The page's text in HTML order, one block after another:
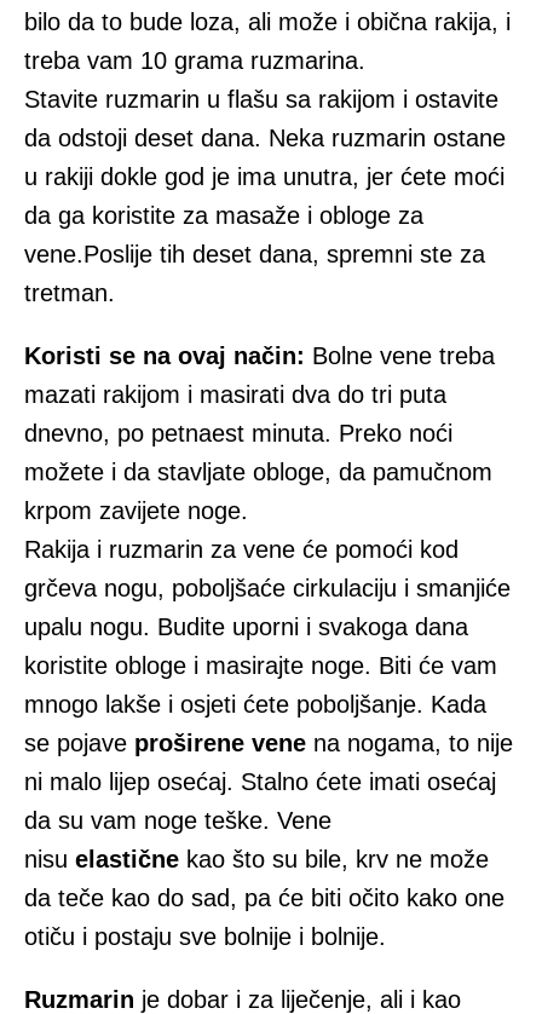
bilo da to bude loza, ali može i obična rakija, i
treba vam 10 grama ruzmarina.
Stavite ruzmarin u flašu sa rakijom i ostavite
da odstoji deset dana. Neka ruzmarin ostane
u rakiji dokle god je ima unutra, jer ćete moći
da ga koristite za masaže i obloge za
vene.Poslije tih deset dana, spremni ste za
tretman.
Koristi se na ovaj način: Bolne vene treba
mazati rakijom i masirati dva do tri puta
dnevno, po petnaest minuta. Preko noći
možete i da stavljate obloge, da pamučnom
krpom zavijete noge.
Rakija i ruzmarin za vene će pomoći kod
grčeva nogu, poboljšaće cirkulaciju i smanjiće
upalu nogu. Budite uporni i svakoga dana
koristite obloge i masirajte noge. Biti će vam
mnogo lakše i osjeti ćete poboljšanje. Kada
se pojave proširene vene na nogama, to nije
ni malo lijep osećaj. Stalno ćete imati osećaj
da su vam noge teške. Vene
nisu elastične kao što su bile, krv ne može
da teče kao do sad, pa će biti očito kako one
otiču i postaju sve bolnije i bolnije.
Ruzmarin je dobar i za liječenje, ali i kao